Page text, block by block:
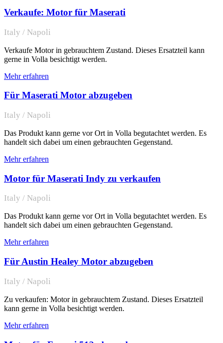
Verkaufe: Motor für Maserati
Italy / Napoli
Verkaufe Motor in gebrauchtem Zustand. Dieses Ersatzteil kann
gerne in Volla besichtigt werden.
Mehr erfahren
Für Maserati Motor abzugeben
Italy / Napoli
Das Produkt kann gerne vor Ort in Volla begutachtet werden. Es
handelt sich dabei um einen gebrauchten Gegenstand.
Mehr erfahren
Motor für Maserati Indy zu verkaufen
Italy / Napoli
Das Produkt kann gerne vor Ort in Volla begutachtet werden. Es
handelt sich dabei um einen gebrauchten Gegenstand.
Mehr erfahren
Für Austin Healey Motor abzugeben
Italy / Napoli
Zu verkaufen: Motor in gebrauchtem Zustand. Dieses Ersatzteil
kann gerne in Volla besichtigt werden.
Mehr erfahren